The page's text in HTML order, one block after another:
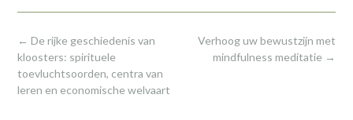
Post
navigation
Verhoog uw bewustzijn met
mindfulness meditatie →
← De rijke geschiedenis van
kloosters: spirituele
toevluchtsoorden, centra van
leren en economische welvaart